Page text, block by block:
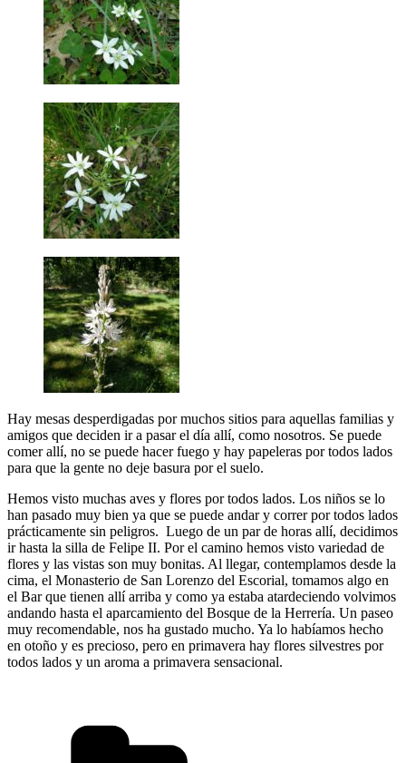
Hay mesas desperdigadas por muchos sitios para aquellas familias y
amigos que deciden ir a pasar el día allí, como nosotros. Se puede
comer allí, no se puede hacer fuego y hay papeleras por todos lados
para que la gente no deje basura por el suelo.
Hemos visto muchas aves y flores por todos lados. Los niños se lo
han pasado muy bien ya que se puede andar y correr por todos lados
prácticamente sin peligros. Luego de un par de horas allí, decidimos
ir hasta la silla de Felipe II. Por el camino hemos visto variedad de
flores y las vistas son muy bonitas. Al llegar, contemplamos desde la
cima, el Monasterio de San Lorenzo del Escorial, tomamos algo en
el Bar que tienen allí arriba y como ya estaba atardeciendo volvimos
andando hasta el aparcamiento del Bosque de la Herrería. Un paseo
muy recomendable, nos ha gustado mucho. Ya lo habíamos hecho
en otoño y es precioso, pero en primavera hay flores silvestres por
todos lados y un aroma a primavera sensacional.